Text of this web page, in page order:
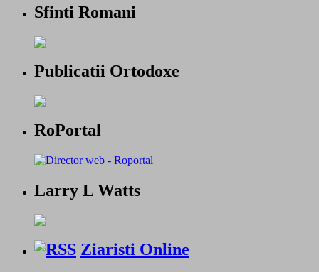
Sfinti Romani
Publicatii Ortodoxe
RoPortal
Larry L Watts
Ziaristi Online